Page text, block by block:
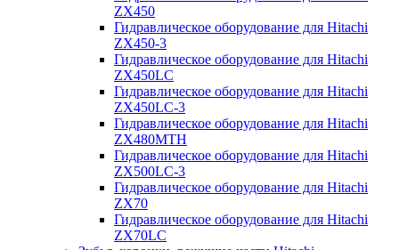
ZX450
Гидравлическое оборудование для Hitachi
ZX450-3
Гидравлическое оборудование для Hitachi
ZX450LC
Гидравлическое оборудование для Hitachi
ZX450LC-3
Гидравлическое оборудование для Hitachi
ZX480MTH
Гидравлическое оборудование для Hitachi
ZX500LC-3
Гидравлическое оборудование для Hitachi
ZX70
Гидравлическое оборудование для Hitachi
ZX70LC